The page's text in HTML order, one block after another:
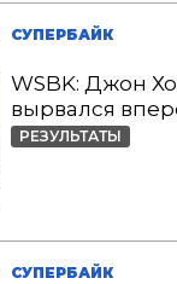
СУПЕРБАЙК
WSBK: Джон
вырвался
РЕЗУЛЬТАТЫ
СУПЕРБАЙК